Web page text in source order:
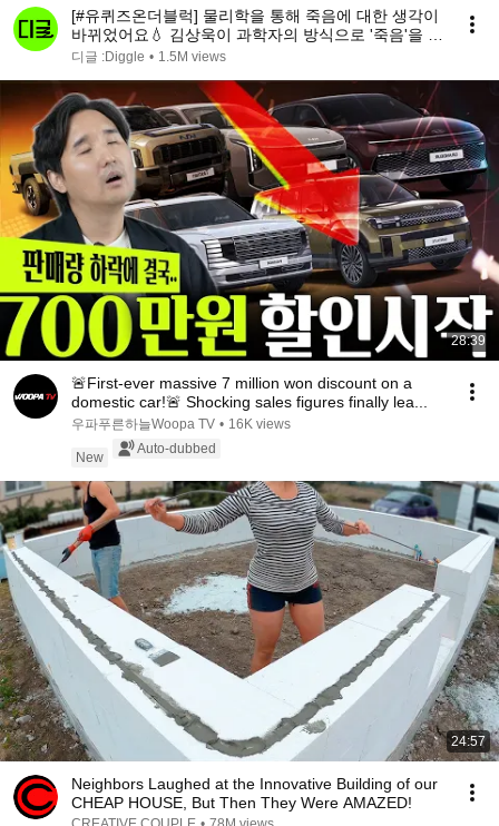
[#유퀴즈온더블럭] 물리학을 통해 죽음에 대한 생각이
바뀌었어요💧 김상욱이 과학자의 방식으로 '죽음'을 받
아들이는 법
디글 :Diggle • 1.5M views
28:39
🚨First-ever massive 7 million won discount on a
domestic car!🚨 Shocking sales figures finally lea...
우파푸른하늘Woopa TV • 16K views
New
Auto-dubbed
24:57
Neighbors Laughed at the Innovative Building of our
CHEAP HOUSE, But Then They Were AMAZED!